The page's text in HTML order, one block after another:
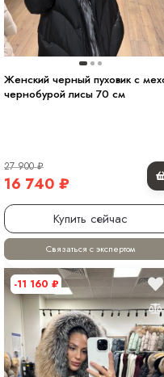
Женский черный пуховик с
чернобурой лисы 70 см
27 900₽
16 740 ₽
Купить сейчас
Связаться с экспертом
-11 160 ₽